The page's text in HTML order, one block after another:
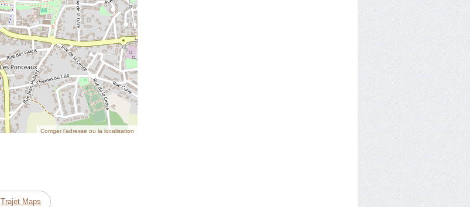
Corriger l’adresse ou la localisation
Trajet Maps